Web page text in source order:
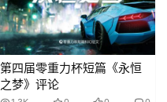
第四届零重力杯短篇《永恒
之梦》评论